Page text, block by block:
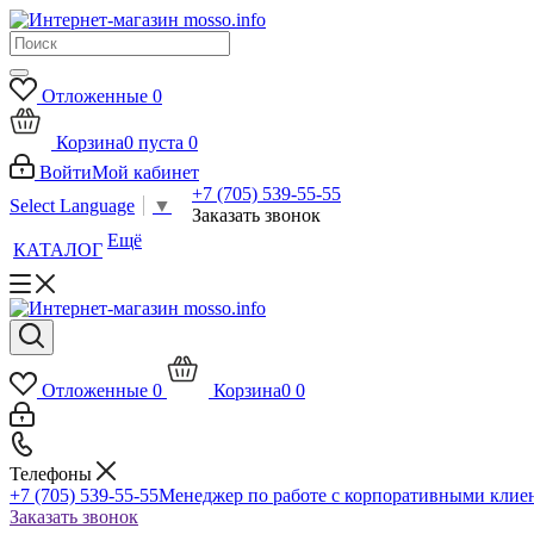
Отложенные 0
Корзина0 пуста 0
ВойтиМой кабинет
Select Language
▼
+7 (705) 539-55-55
Заказать звонок
КАТАЛОГ Ещё
Отложенные 0 Корзина0 0
Телефоны
+7 (705) 539-55-55Менеджер по работе с корпоративными
Заказать звонок